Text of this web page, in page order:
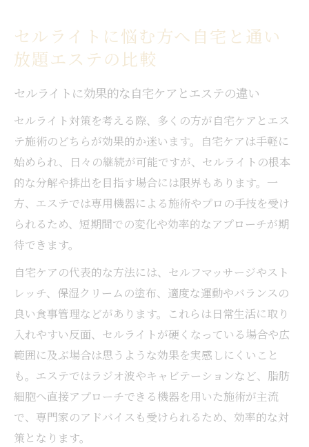
セルライトに悩む方へ自宅と通い
放題エステの比較
セルライトに効果的な自宅ケアとエステの違い
セルライト対策を考える際、多くの方が自宅ケアとエス
テ施術のどちらが効果的か迷います。自宅ケアは手軽に
始められ、日々の継続が可能ですが、セルライトの根本
的な分解や排出を目指す場合には限界もあります。一
方、エステでは専用機器による施術やプロの手技を受け
られるため、短期間での変化や効率的なアプローチが期
待できます。
自宅ケアの代表的な方法には、セルフマッサージやスト
レッチ、保湿クリームの塗布、適度な運動やバランスの
良い食事管理などがあります。これらは日常生活に取り
入れやすい反面、セルライトが硬くなっている場合や広
範囲に及ぶ場合は思うような効果を実感しにくいこと
も。エステではラジオ波やキャビテーションなど、脂肪
細胞へ直接アプローチできる機器を用いた施術が主流
で、専門家のアドバイスも受けられるため、効率的な対
策となります。